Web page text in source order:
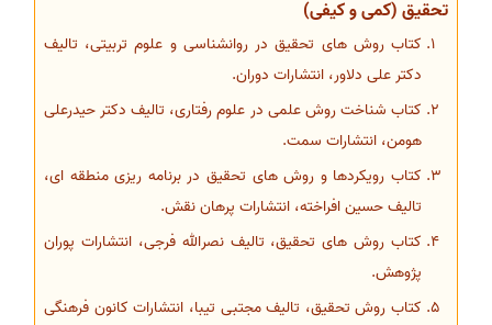
تحقیق (کمی و کیفی)
کتاب روش های تحقیق در روانشناسی و علوم تربیتی، تالیف
دکتر علی دلاور، انتشارات دوران.
کتاب شناخت روش علمی در علوم رفتاری، تالیف دکتر حیدرعلی
هومن، انتشارات سمت.
کتاب رویکردها و روش های تحقیق در برنامه ریزی منطقه ای،
تالیف حسین افراخته، انتشارات پرهان نقش.
کتاب روش های تحقیق، تالیف نصرالله فرجی، انتشارات پوران
پژوهش.
کتاب روش تحقیق، تالیف مجتبی تیبا، انتشارات کانون فرهنگی